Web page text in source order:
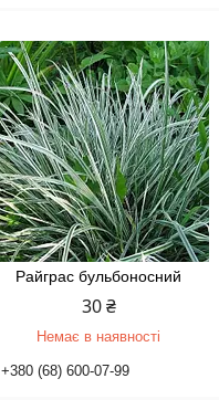
Райграс бульбоносний
30 ₴
Немає в наявності
+380 (68) 600-07-99